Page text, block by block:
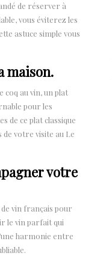
de réserver à
vous éviterez les
astuce simple vous
maison.
coq au vin, un plat
pour les
de ce plat classique
votre visite au Le
votre
vin français pour
le vin parfait qui
harmonie entre